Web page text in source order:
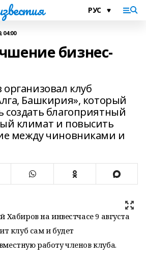
04:00
бизнес-
клуб
Башкирия», который
благоприятный
климат и повысить
между чиновниками и
Хабиров на инвестчасе 9 августа
клуб сам и будет
работу членов клуба.